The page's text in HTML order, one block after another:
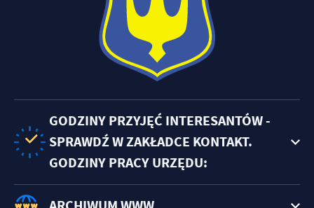
GODZINY PRZYJĘĆ INTERESANTÓW -
SPRAWDŹ W ZAKŁADCE KONTAKT.
GODZINY PRACY URZĘDU: